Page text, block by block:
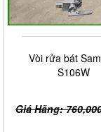
Vòi rửa bát
S106W
Giá Hãng: